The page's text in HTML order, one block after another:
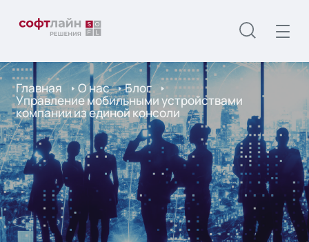
Главная О нас Блог
Управление мобильными устройствами
компании из единой консоли